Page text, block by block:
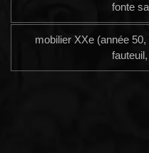
fonte
mobilier XXe (année